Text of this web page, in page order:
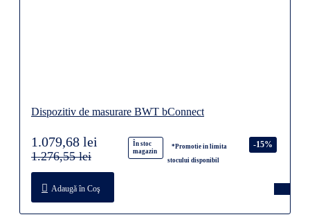
Dispozitiv de masurare BWT bConnect
În stoc
magazin
*Promotie in limita
stocului disponibil
-15%
1.079,68 lei
1.276,55 lei
Adaugă în Coş